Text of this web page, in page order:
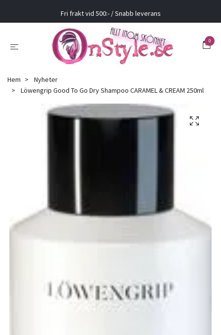
Fri frakt vid 500:- / Snabb leverans
0
Hem
Nyheter
Löwengrip Good To Go Dry Shampoo CARAMEL & CREAM 250ml